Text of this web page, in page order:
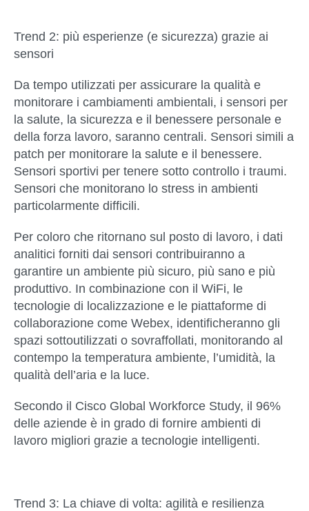
Trend 2: più esperienze (e sicurezza) grazie ai
sensori
Da tempo utilizzati per assicurare la qualità e
monitorare i cambiamenti ambientali, i sensori per
la salute, la sicurezza e il benessere personale e
della forza lavoro, saranno centrali. Sensori simili a
patch per monitorare la salute e il benessere.
Sensori sportivi per tenere sotto controllo i traumi.
Sensori che monitorano lo stress in ambienti
particolarmente difficili.
Per coloro che ritornano sul posto di lavoro, i dati
analitici forniti dai sensori contribuiranno a
garantire un ambiente più sicuro, più sano e più
produttivo. In combinazione con il WiFi, le
tecnologie di localizzazione e le piattaforme di
collaborazione come Webex, identificheranno gli
spazi sottoutilizzati o sovraffollati, monitorando al
contempo la temperatura ambiente, l’umidità, la
qualità dell’aria e la luce.
Secondo il Cisco Global Workforce Study, il 96%
delle aziende è in grado di fornire ambienti di
lavoro migliori grazie a tecnologie intelligenti.
Trend 3: La chiave di volta: agilità e resilienza